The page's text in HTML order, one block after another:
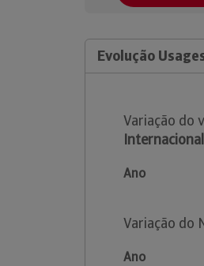
Evolução
Variação do
Ano
Variação do
Ano